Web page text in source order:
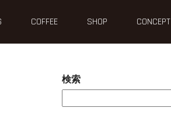
COFFEE SHOP CONCEPT
検索